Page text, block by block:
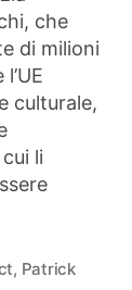
che
di milioni
culturale,
li
, Patrick